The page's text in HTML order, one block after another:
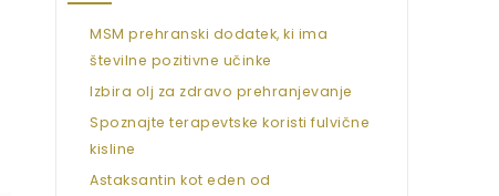
MSM prehranski dodatek, ki ima
številne pozitivne učinke
Izbira olj za zdravo prehranjevanje
Spoznajte terapevtske koristi fulvične
kisline
Astaksantin kot eden od